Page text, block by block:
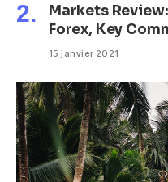
Markets
Forex, Key
15 janvier 2021